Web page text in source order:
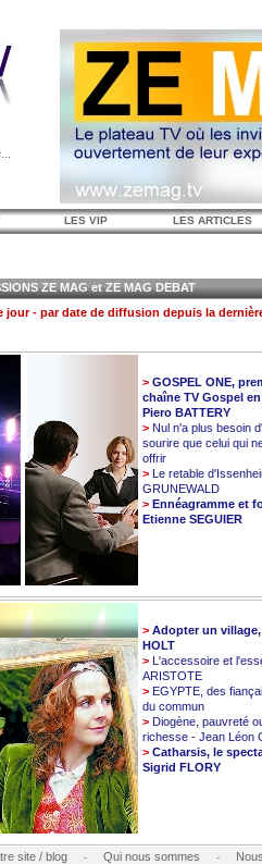
LES VIP LES ARTICLES
ZE MAG et ZE MAG DEBAT
jour - par date de diffusion depuis la
> GOSPEL ONE,
chaîne TV Gospel
Piero BATTERY
> Nul n'a plus besoin
sourire que celui qui
offrir
> Le retable
GRUNEWALD
> Ennéagramme et
Etienne SEGUIER
> Adopter un
HOLT
> L'accessoire et
ARISTOTE
> EGYPTE, des
du commun
> Diogène, pauvreté
richesse - Jean Léon
> Catharsis, le
Sigrid FLORY
site / blog - Qui nous sommes -